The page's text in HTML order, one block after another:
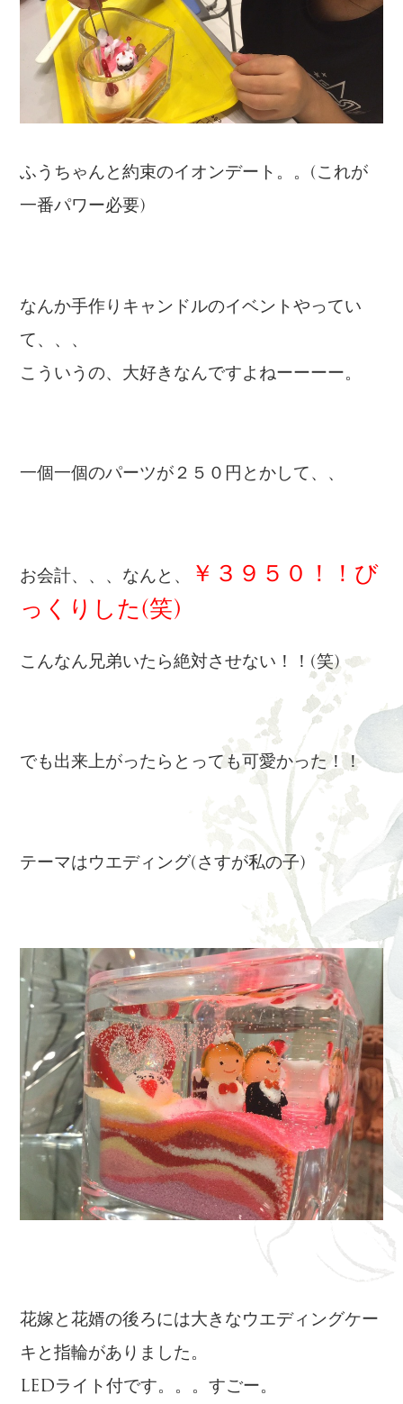
ふうちゃんと約束のイオンデート。。(これが
一番パワー必要)
なんか手作りキャンドルのイベントやってい
て、、、
こういうの、大好きなんですよねーーーー。
一個一個のパーツが２５０円とかして、、
お会計、、、なんと、
￥３９５０！！び
っくりした(笑)
こんなん兄弟いたら絶対させない！！(笑)
でも出来上がったらとっても可愛かった！！
テーマはウエディング(さすが私の子)
花嫁と花婿の後ろには大きなウエディングケー
キと指輪がありました。
LEDライト付です。。。すごー。